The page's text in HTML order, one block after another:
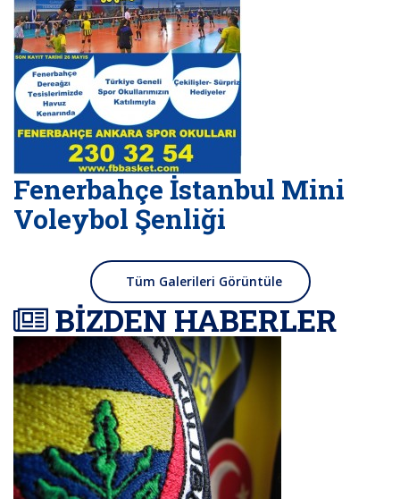
Fenerbahçe İstanbul Mini
Voleybol Şenliği
Tüm Galerileri Görüntüle
BİZDEN HABERLER